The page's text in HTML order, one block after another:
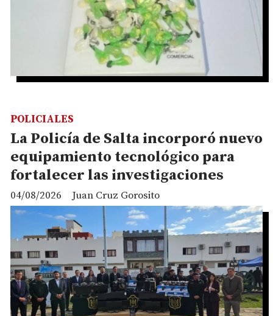
La Policía de Salta incorporó nuevo
equipamiento tecnológico para
fortalecer las investigaciones
Juan Cruz Gorosito
POLICIALES
04/08/2026